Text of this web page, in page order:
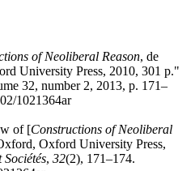
of Neoliberal Reason, de
University Press, 2010, 301 p."
32, number 2, 2013, p. 171–
1021364ar
of [Constructions of Neoliberal
Oxford University Press,
, 32(2), 171–174.